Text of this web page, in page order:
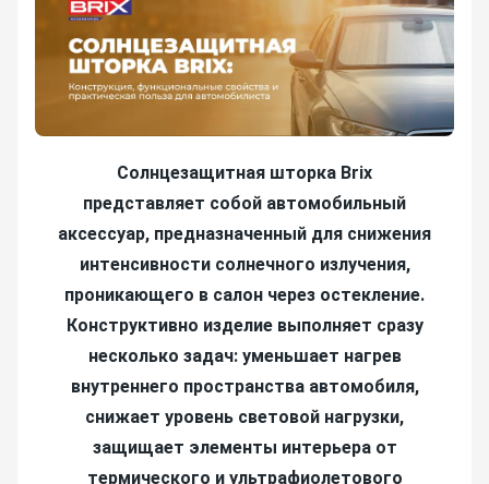
Солнцезащитная шторка Brix
представляет собой автомобильный
аксессуар, предназначенный для снижения
интенсивности солнечного излучения,
проникающего в салон через остекление.
Конструктивно изделие выполняет сразу
несколько задач: уменьшает нагрев
внутреннего пространства автомобиля,
снижает уровень световой нагрузки,
защищает элементы интерьера от
термического и ультрафиолетового